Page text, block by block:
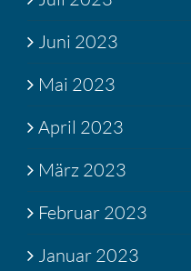
Juni 2023
Mai 2023
April 2023
März 2023
Februar 2023
Januar 2023